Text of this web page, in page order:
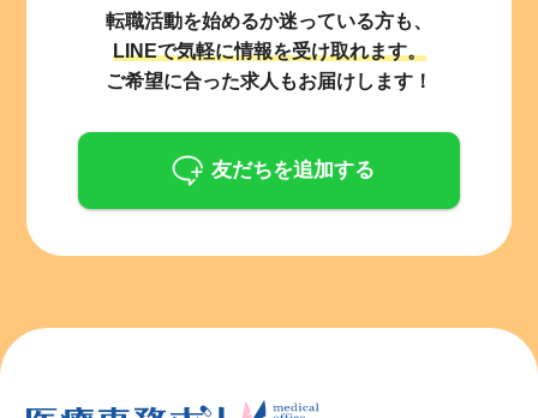
転職活動を始めるか迷っている方も、
LINEで気軽に情報を受け取れます。
ご希望に合った求人もお届けします！
友だちを追加する